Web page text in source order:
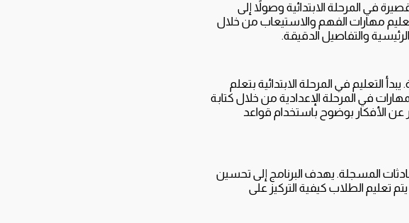
في المرحلة الابتدائية وصولاً إلى
مهارات الفهم والاستيعاب من خلال
والتفاصيل الدقيقة.
في المرحلة الابتدائية بتعلم
في المرحلة الإعدادية من خلال كتابة
عن الأفكار بوضوح باستخدام قواعد
المسجلة. يهدف البرنامج إلى تحسين
الطلاب كيفية التركيز على